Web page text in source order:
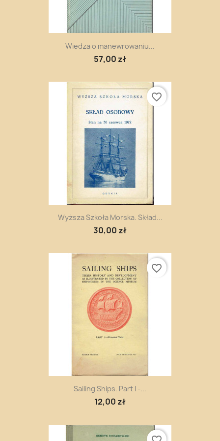
Wiedza o manewrowaniu...
57,00 zł
Wyższa Szkoła Morska. Skład...
30,00 zł
favorite_border
Sailing Ships. Part I -...
12,00 zł
favorite_border